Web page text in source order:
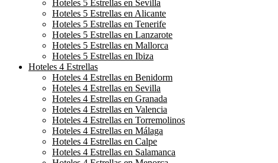
Hoteles 5 Estrellas en Sevilla
Hoteles 5 Estrellas en Alicante
Hoteles 5 Estrellas en Tenerife
Hoteles 5 Estrellas en Lanzarote
Hoteles 5 Estrellas en Mallorca
Hoteles 5 Estrellas en Ibiza
Hoteles 4 Estrellas
Hoteles 4 Estrellas en Benidorm
Hoteles 4 Estrellas en Sevilla
Hoteles 4 Estrellas en Granada
Hoteles 4 Estrellas en Valencia
Hoteles 4 Estrellas en Torremolinos
Hoteles 4 Estrellas en Málaga
Hoteles 4 Estrellas en Calpe
Hoteles 4 Estrellas en Salamanca